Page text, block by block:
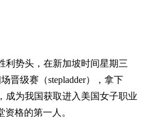
利势头，在新加坡时间星期三
晋级赛（stepladder），拿下
成为我国获取进入美国女子职业
格的第一人。